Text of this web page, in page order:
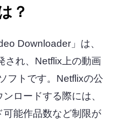
？
Downloader」は、
され、Netflix上の動画
フトです。Netflixの公
ロードする際には、
能作品数など制限が